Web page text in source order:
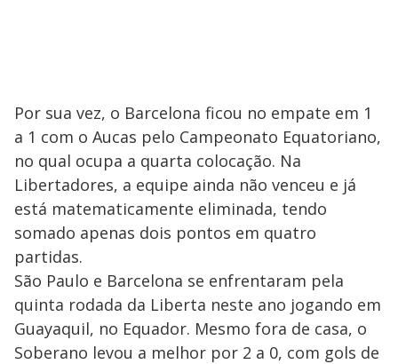
Por sua vez, o Barcelona ficou no empate em 1
a 1 com o Aucas pelo Campeonato Equatoriano,
no qual ocupa a quarta colocação. Na
Libertadores, a equipe ainda não venceu e já
está matematicamente eliminada, tendo
somado apenas dois pontos em quatro
partidas.
São Paulo e Barcelona se enfrentaram pela
quinta rodada da Liberta neste ano jogando em
Guayaquil, no Equador. Mesmo fora de casa, o
Soberano levou a melhor por 2 a 0, com gols de